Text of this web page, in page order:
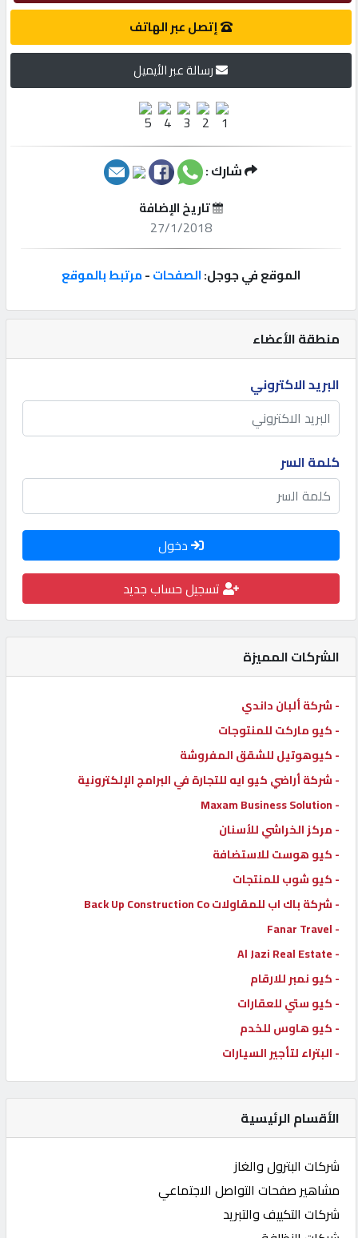
الأقسام
مميزة
إبحث
إعلانات
المنتدى
كيو
مزاد
كيو
نمبر
كارز
كيو
ماركت
القطري
POWERED
QHOST
منطقة الأعضاء
البريد الاكتروني
كلمة السر
دخول
تسجيل حساب جديد
الشركات المميزة
- شركة ألبان داندي
- كيو ماركت للمنتوجات
- كيوهوتيل للشقق المفروشة
- شركة أراضي كيو ايه للتجارة في البرامج الإلكترونية
- Maxam Business Solution
- مركز الخراشي للأسنان
- كيو هوست للاستضافة
- كيو شوب للمنتجات
- شركة باك اب للمقاولات Back Up Construction Co
- Fanar Travel
- Al Jazi Real Estate
- كيو نمبر للارقام
- كيو ستي للعقارات
- كيو هاوس للخدم
- البتراء لتأجير السيارات
الأقسام الرئيسية
شركات البترول والغاز
مشاهير صفحات التواصل الاجتماعي
شركات التكييف والتبريد
إتصل عبر الهاتف
رسالة عبر الأيميل
شارك :
تاريخ الإضافة
27/1/2018
الموقع في جوجل:الصفحات-مرتبط بالموقع